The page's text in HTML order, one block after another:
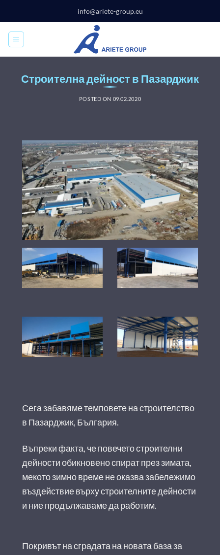
content
info@ariete-group.eu
Строителна дейност в Пазарджик
POSTED ON 09.02.2020
Сега забавяме темповете на строителство
в Пазарджик, България.
Въпреки факта, че повечето строителни
дейности обикновено спират през зимата,
мекото зимно време не оказва забележимо
въздействие върху строителните дейности
и ние продължаваме да работим.
Покривът на сградата на новата база за